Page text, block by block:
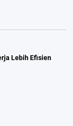
Lebih Efisien